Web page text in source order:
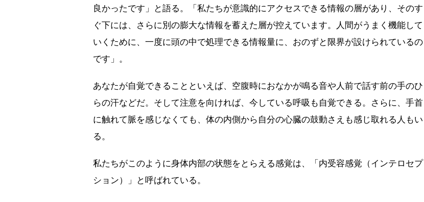
良かったです」と語る。「私たちが意識的にアクセスできる情報の層があり、そのす
ぐ下には、さらに別の膨大な情報を蓄えた層が控えています。人間がうまく機能して
いくために、一度に頭の中で処理できる情報量に、おのずと限界が設けられているの
です」。
あなたが自覚できることといえば、空腹時におなかが鳴る音や人前で話す前の手のひ
らの汗などだ。そして注意を向ければ、今している呼吸も自覚できる。さらに、手首
に触れて脈を感じなくても、体の内側から自分の心臓の鼓動さえも感じ取れる人もい
る。
私たちがこのように身体内部の状態をとらえる感覚は、「内受容感覚（インテロセプ
ション）」と呼ばれている。